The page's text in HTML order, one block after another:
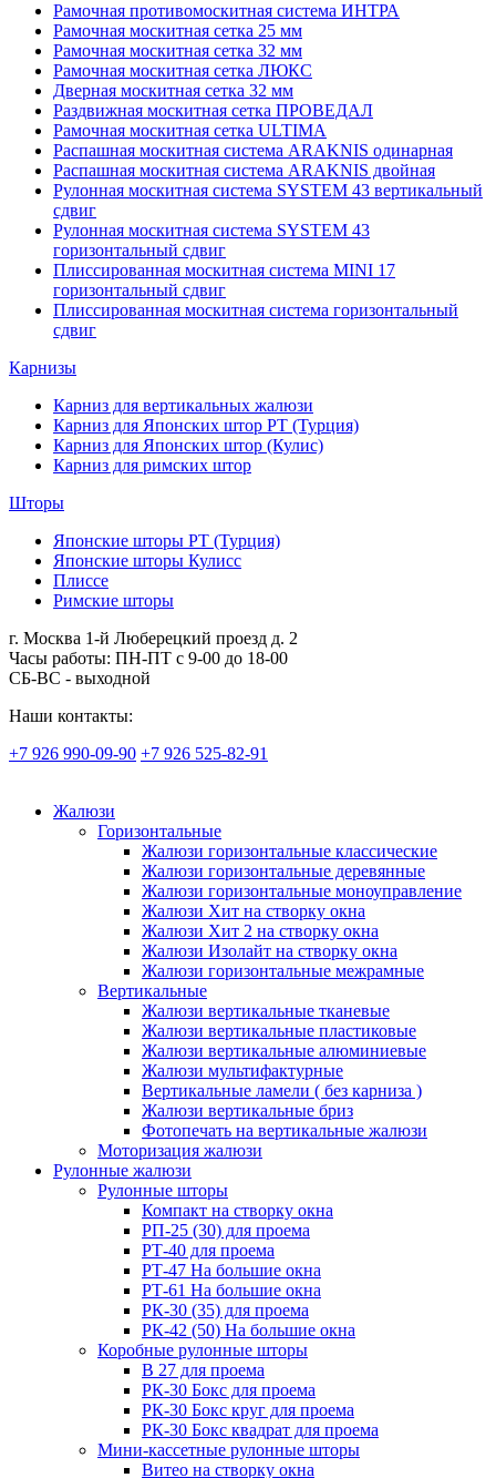
Рамочная противомоскитная система ИНТРА
Рамочная москитная сетка 25 мм
Рамочная москитная сетка 32 мм
Рамочная москитная сетка ЛЮКС
Дверная москитная сетка 32 мм
Раздвижная москитная сетка ПРОВЕДАЛ
Рамочная москитная сетка ULTIMA
Распашная москитная система ARAKNIS одинарная
Распашная москитная система ARAKNIS двойная
Рулонная москитная система SYSTEM 43 вертикальный
сдвиг
Рулонная москитная система SYSTEM 43
горизонтальный сдвиг
Плиссированная москитная система MINI 17
горизонтальный сдвиг
Плиссированная москитная система горизонтальный
сдвиг
Карнизы
Карниз для вертикальных жалюзи
Карниз для Японских штор РТ (Турция)
Карниз для Японских штор (Кулис)
Карниз для римских штор
Шторы
Японские шторы РТ (Турция)
Японские шторы Кулисс
Плиссе
Римские шторы
г. Москва 1-й Люберецкий проезд д. 2
Часы работы: ПН-ПТ с 9-00 до 18-00
СБ-ВС - выходной
Наши контакты:
+7 926 990-09-90 +7 926 525-82-91
Жалюзи
Горизонтальные
Жалюзи горизонтальные классические
Жалюзи горизонтальные деревянные
Жалюзи горизонтальные моноуправление
Жалюзи Хит на створку окна
Жалюзи Хит 2 на створку окна
Жалюзи Изолайт на створку окна
Жалюзи горизонтальные межрамные
Вертикальные
Жалюзи вертикальные тканевые
Жалюзи вертикальные пластиковые
Жалюзи вертикальные алюминиевые
Жалюзи мультифактурные
Вертикальные ламели ( без карниза )
Жалюзи вертикальные бриз
Фотопечать на вертикальные жалюзи
Моторизация жалюзи
Рулонные жалюзи
Рулонные шторы
Компакт на створку окна
РП-25 (30) для проема
РТ-40 для проема
РТ-47 На большие окна
РТ-61 На большие окна
РК-30 (35) для проема
РК-42 (50) На большие окна
Коробные рулонные шторы
B 27 для проема
РК-30 Бокс для проема
РК-30 Бокс круг для проема
РК-30 Бокс квадрат для проема
Мини-кассетные рулонные шторы
Витео на створку окна